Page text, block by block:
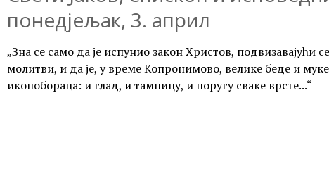
понедјељак, 3. април
„Зна се само да је испунио закон Христов, подвизавајући
молитви, и да је, у време Копронимово, велике беде и
иконобораца: и глад, и тамницу, и поругу сваке врсте...“